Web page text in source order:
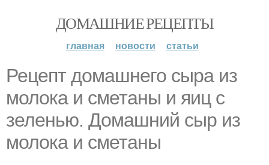
ДОМАШНИЕ РЕЦЕПТЫ
главная новости статьи
Рецепт домашнего сыра из
молока и сметаны и яиц с
зеленью. Домашний сыр из
молока и сметаны